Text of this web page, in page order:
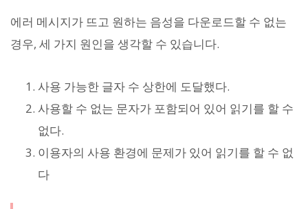
에러 메시지가 뜨고 원하는 음성을 다운로드할 수 없는
경우, 세 가지 원인을 생각할 수 있습니다.
사용 가능한 글자 수 상한에 도달했다.
사용할 수 없는 문자가 포함되어 있어 읽기를 할 수
없다.
이용자의 사용 환경에 문제가 있어 읽기를 할 수 없
다